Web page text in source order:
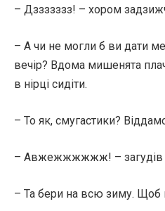
– Дззззззз! – хором
– А чи не могли б ви дати
вечір? Вдома мишенята
в нірці сидіти.
– То як, смугастики?
– Авжежжжжжж! – загудів
– Та бери на всю зиму. Щоб